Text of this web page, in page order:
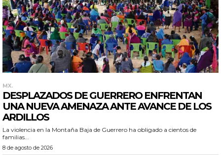
MX.
DESPLAZADOS DE GUERRERO ENFRENTAN
UNA NUEVA AMENAZA ANTE AVANCE DE LOS
ARDILLOS
La violencia en la Montaña Baja de Guerrero ha obligado a cientos de
familias...
8 de agosto de 2026